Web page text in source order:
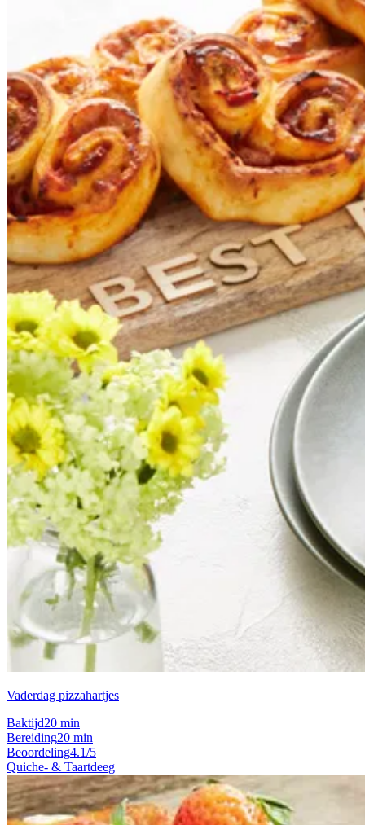
Vaderdag pizzahartjes
Baktijd20 min
Bereiding20 min
Beoordeling4.1/5
Quiche- & Taartdeeg